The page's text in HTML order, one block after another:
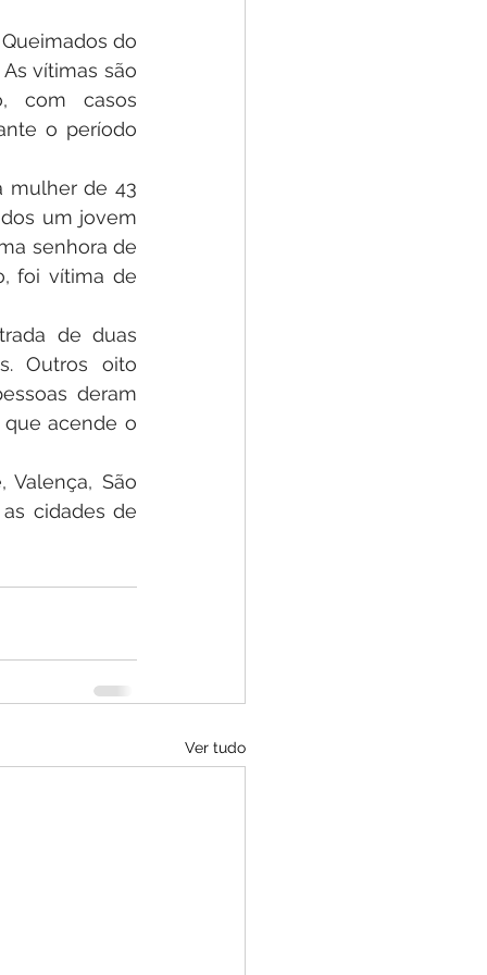
do
vítimas são
com casos
o período
mulher de 43
um jovem
senhora de
foi vítima de
de duas
Outros oito
deram
acende o
Valença, São
cidades de
Ver tudo